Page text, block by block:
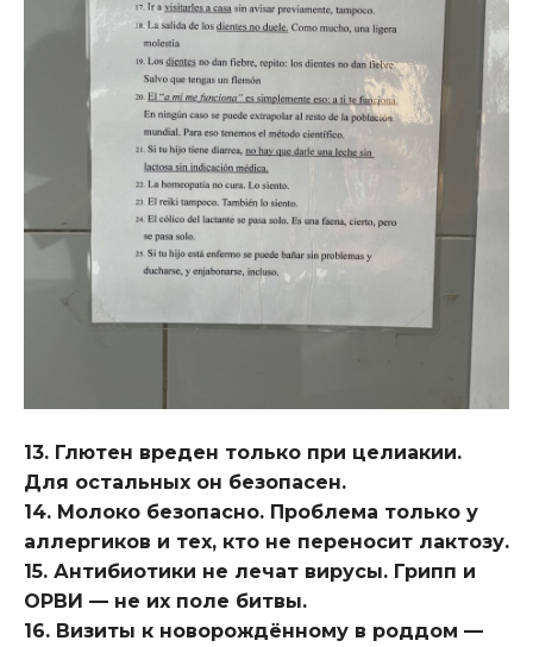
13. Глютен вреден только при целиакии.
Для остальных он безопасен.
14. Молоко безопасно. Проблема только у
аллергиков и тех, кто не переносит лактозу.
15. Антибиотики не лечат вирусы. Грипп и
ОРВИ — не их поле битвы.
16. Визиты к новорождённому в роддом —